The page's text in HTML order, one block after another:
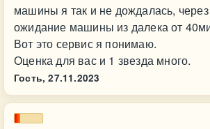
машины я так и не дождалась,
ожидание машины из далека от
Вот это сервис я понимаю.
Оценка для вас и 1 звезда много.
Гость, 27.11.2023